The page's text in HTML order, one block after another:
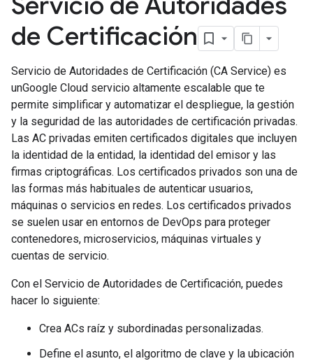
de Certificación
Servicio de Autoridades de Certificación (CA Service) es
unGoogle Cloud servicio altamente escalable que te
permite simplificar y automatizar el despliegue, la gestión
y la seguridad de las autoridades de certificación privadas.
Las AC privadas emiten certificados digitales que incluyen
la identidad de la entidad, la identidad del emisor y las
firmas criptográficas. Los certificados privados son una de
las formas más habituales de autenticar usuarios,
máquinas o servicios en redes. Los certificados privados
se suelen usar en entornos de DevOps para proteger
contenedores, microservicios, máquinas virtuales y
cuentas de servicio.
Con el Servicio de Autoridades de Certificación, puedes
hacer lo siguiente:
Crea ACs raíz y subordinadas personalizadas.
Define el asunto, el algoritmo de clave y la ubicación